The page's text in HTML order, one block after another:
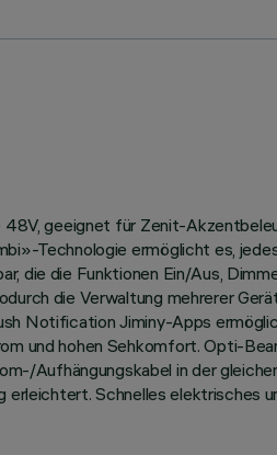
geeignet für Zenit-
Technologie ermöglicht es,
die die Funktionen Ein/Aus,
die Verwaltung mehrerer
Notification Jiminy-Apps
und hohen Sehkomfort. Opti-
Aufhängungskabel in der
Schnelles elektrisches